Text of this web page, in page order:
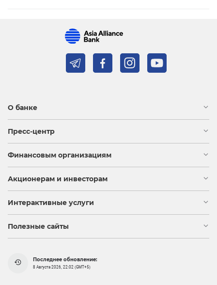
О банке
Пресс-центр
Финансовым организациям
Акционерам и инвесторам
Интерактивные услуги
Полезные сайты
Последнее обновление:
8 Августа 2026, 22:02 (GMT+5)